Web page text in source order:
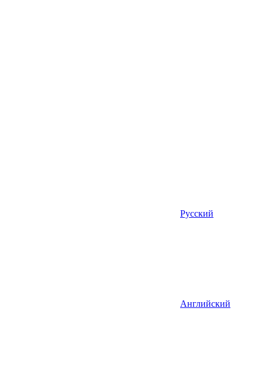
Русский
Английский